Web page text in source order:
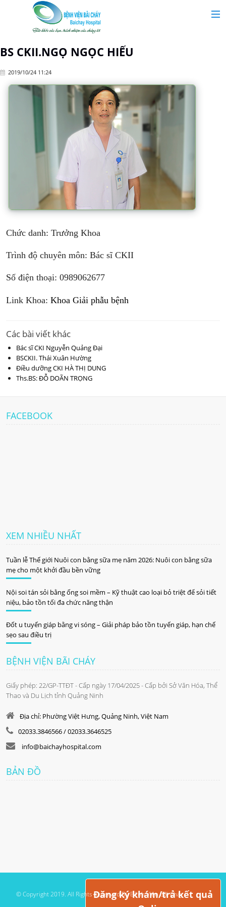
Giới thiệu
Dành cho khách hàng
BS CKII.NGỌ NGỌC HIẾU
2019/10/24 11:24
Chức danh: Trưởng Khoa
Trình độ chuyên môn: Bác sĩ CKII
Số điện thoại:0989062677
Link Khoa:Khoa Giải phẫu bệnh
Các bài viết khác
Bác sĩ CKI Nguyễn Quảng Đại
BSCKII. Thái Xuân Hường
Điều dưỡng CKI HÀ THỊ DUNG
Ths.BS: ĐỖ DOÃN TRỌNG
FACEBOOK
XEM NHIỀU NHẤT
Tuần lễ Thế giới Nuôi con bằng sữa mẹ năm 2026: Nuôi con bằng sữa
mẹ cho một khởi đầu bền vững
Nội soi tán sỏi bằng ống soi mềm – Kỹ thuật cao loại bỏ triệt để sỏi tiết
niệu, bảo tồn tối đa chức năng thận
Đốt u tuyến giáp bằng vi sóng – Giải pháp bảo tồn tuyến giáp, hạn chế
sẹo sau điều trị
BỆNH VIỆN BÃI CHÁY
Giấy phép: 22/GP-TTĐT - Cấp ngày 17/04/2025 - Cấp bởi Sở Văn Hóa, Thể
Thao và Du Lịch tỉnh Quảng Ninh
Địa chỉ: Phường Việt Hưng, Quảng Ninh, Việt Nam
02033.3846566 / 02033.3646525
info@baichayhospital.com
BẢN ĐỒ
Đăng ký khám/trả kết quả
© Copyright 2019. All Rights Reserved By Bệnh Viện Bãi Cháy